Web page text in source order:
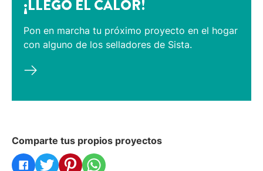
¡LLEGÓ EL CALOR!
Pon en marcha tu próximo proyecto en el hogar
con alguno de los selladores de Sista.
Comparte tus propios proyectos